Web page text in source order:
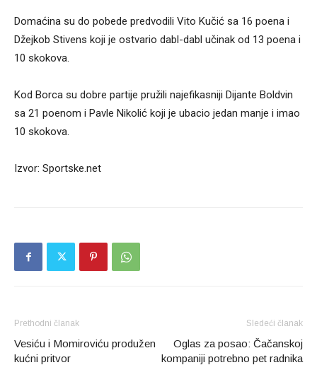
Domaćina su do pobede predvodili Vito Kučić sa 16 poena i
Džejkob Stivens koji je ostvario dabl-dabl učinak od 13 poena i
10 skokova.
Kod Borca su dobre partije pružili najefikasniji Dijante Boldvin
sa 21 poenom i Pavle Nikolić koji je ubacio jedan manje i imao
10 skokova.
Izvor: Sportske.net
Prethodni članak
Vesiću i Momiroviću produžen
kućni pritvor
Sledeći članak
Oglas za posao: Čačanskoj
kompaniji potrebno pet radnika